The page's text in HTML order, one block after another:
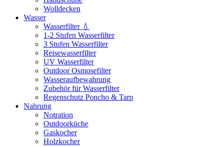
Wolldecken
Wasser
Wasserfilter 💧
1-2 Stufen Wasserfilter
3 Stufen Wasserfilter
Reisewasserfilter
UV Wasserfilter
Outdoor Osmosefilter
Wasseraufbewahrung
Zubehör für Wasserfilter
Regenschutz Poncho & Tarp
Nahrung
Notration
Outdoorküche
Gaskocher
Holzkocher